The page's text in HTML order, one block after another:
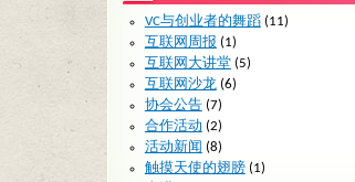
VC与创业者的舞蹈(11)
互联网周报 (1)
互联网大讲堂(5)
互联网沙龙 (6)
协会公告(7)
合作活动 (2)
活动新闻 (8)
触摸天使的翅膀(1)